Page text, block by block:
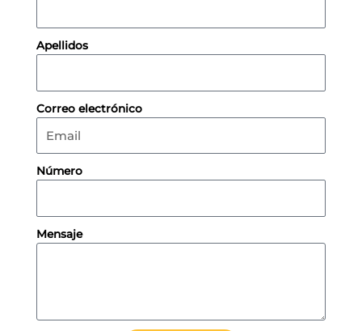
Apellidos
Correo electrónico
Número
Mensaje